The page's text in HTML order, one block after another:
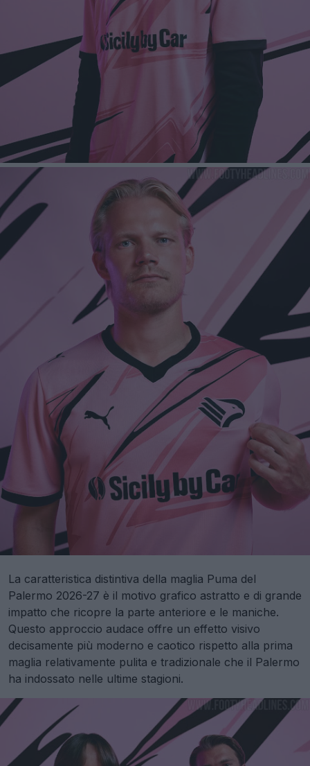
La caratteristica distintiva della maglia Puma del
Palermo 2026-27 è il motivo grafico astratto e di grande
impatto che ricopre la parte anteriore e le maniche.
Questo approccio audace offre un effetto visivo
decisamente più moderno e caotico rispetto alla prima
maglia relativamente pulita e tradizionale che il Palermo
ha indossato nelle ultime stagioni.